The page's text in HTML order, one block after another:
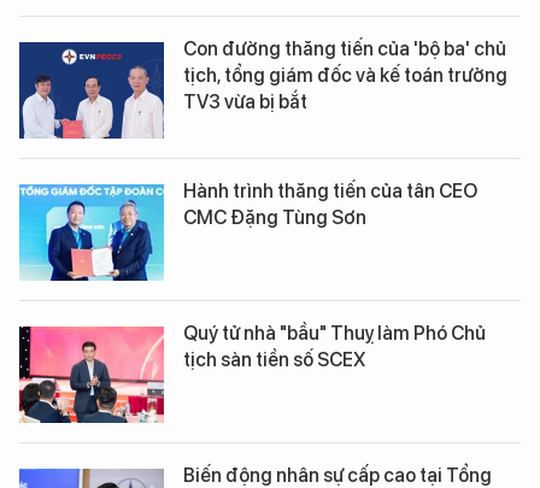
Con đường thăng tiến của 'bộ ba' chủ
tịch, tổng giám đốc và kế toán trưởng
TV3 vừa bị bắt
Hành trình thăng tiến của tân CEO
CMC Đặng Tùng Sơn
Quý tử nhà "bầu" Thuỵ làm Phó Chủ
tịch sàn tiền số SCEX
Biến động nhân sự cấp cao tại Tổng